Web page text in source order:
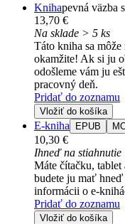
Knihapevná väzba
13,70 €
Na sklade > 5 ks
Táto kniha sa
okamžite! Ak si ju
odošleme vám ju
pracovný deň.
Pridať do zoznamu
Vložiť do košíka
E-kniha EPUB
10,30 €
Ihneď na stiahnutie
Máte čítačku,
budete ju mať hneď
informácii o e-
Pridať do zoznamu
Vložiť do košíka